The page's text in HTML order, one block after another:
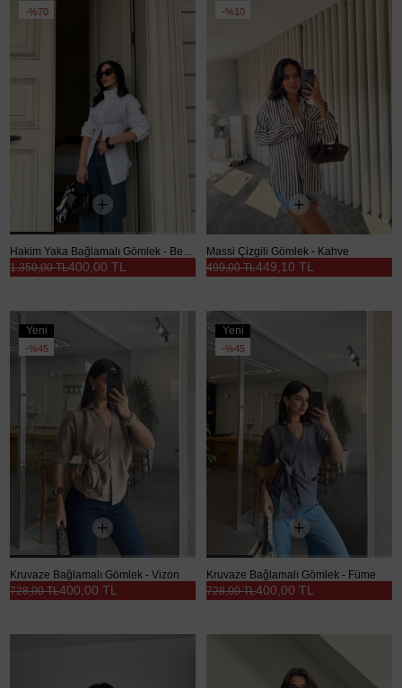
%70
400,00 TL
1.350,00 TL
%10
Massi Çizgili Gömlek - Kahve
449,10 TL
499,00 TL
Yeni
Ürün
%45
Kruvaze Bağlamalı Gömlek - Vizon
400,00 TL
728,00 TL
Yeni
Ürün
%45
Kruvaze Bağlamalı Gömlek - Füme
400,00 TL
728,00 TL